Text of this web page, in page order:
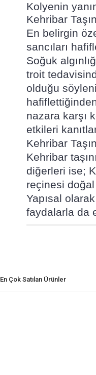
Kolyenin
Kehribar
En belirgin
sancıları
Soğuk
troit
olduğu
nazara karşı
etkileri
Kehribar
Kehribar
diğerleri ise;
reçinesi
Yapısal
faydalarla da
En Çok Satılan Ürünler